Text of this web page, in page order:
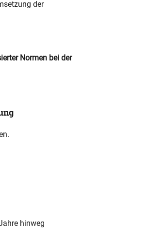
der
Normen bei der
hinweg